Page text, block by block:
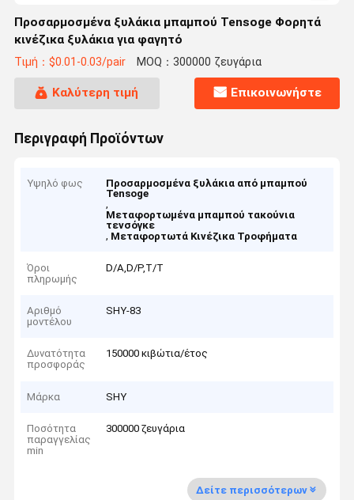
Προσαρμοσμένα ξυλάκια μπαμπού Tensoge Φορητά
κινέζικα ξυλάκια για φαγητό
Τιμή：$0.01-0.03/pair MOQ：300000 ζευγάρια
Καλύτερη τιμή Επικοινωνήστε
Περιγραφή Προϊόντων
Υψηλό φως
Προσαρμοσμένα ξυλάκια από μπαμπού
Tensoge
,
Μεταφορτωμένα μπαμπού τακούνια
τενσόγκε
, Μεταφορτωτά Κινέζικα Τροφήματα
Όροι
πληρωμής
D/A,D/P,T/T
Αριθμό
μοντέλου
SHY-83
Δυνατότητα
προσφοράς
150000 κιβώτια/έτος
Μάρκα SHY
Ποσότητα
παραγγελίας
min
300000 ζευγάρια
Δείτε περισσότερων